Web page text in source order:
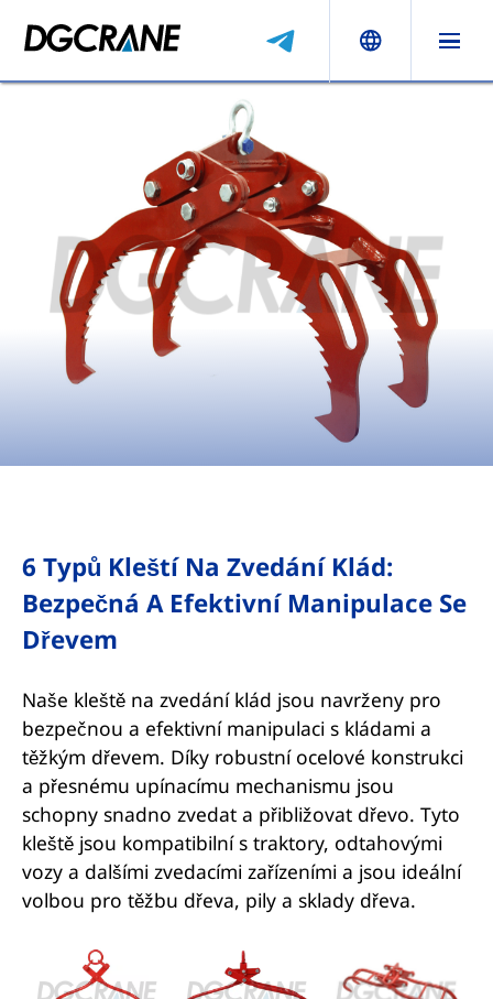
6 Typů Kleští Na Zvedání Klád:
Bezpečná A Efektivní Manipulace Se
Dřevem
Naše kleště na zvedání klád jsou navrženy pro
bezpečnou a efektivní manipulaci s kládami a
těžkým dřevem. Díky robustní ocelové konstrukci
a přesnému upínacímu mechanismu jsou
schopny snadno zvedat a přibližovat dřevo. Tyto
kleště jsou kompatibilní s traktory, odtahovými
vozy a dalšími zvedacími zařízeními a jsou ideální
volbou pro těžbu dřeva, pily a sklady dřeva.